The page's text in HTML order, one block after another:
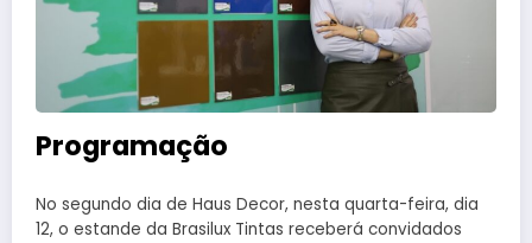
Programação
No segundo dia de Haus Decor, nesta quarta-feira, dia
12, o estande da Brasilux Tintas receberá convidados